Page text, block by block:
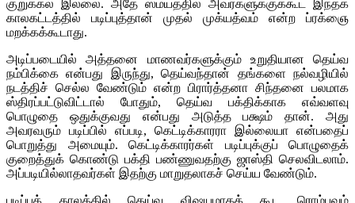
குறுக்கல் இல்லை. அதே ஸமயத்தில் அவர்களுக்குக்கூட இந்தக்
காலகட்டத்தில் படிப்புத்தான் முதல் முக்யத்வம் என்ற ப்ரக்ஞை
மறக்கக்கூடாது.
அடிப்படையில் அத்தனை மாணவர்களுக்கும் உறுதியான தெய்வ
நம்பிக்கை என்பது இருந்து, தெய்வந்தான் தங்களை நல்வழியில்
நடத்திச் செல்ல வேண்டும் என்ற பிரார்த்தனா சிந்தனை பலமாக
ஸ்திரப்பட்டுவிட்டால் போதும், தெய்வ பக்திக்காக எவ்வளவு
பொழுதை ஒதுக்குவது என்பது அடுத்த பக்ஷம் தான். அது
அவரவரும் படிப்பில் எப்படி, கெட்டிக்காரரா இல்லையா என்பதைப்
பொறுத்து அமையும். கெட்டிக்காரர்கள் படிப்புக்குப் பொழுதைக்
குறைத்துக் கொண்டு பக்தி பண்ணுவதற்கு ஜாஸ்தி செலவிடலாம்.
அப்படியில்லாதவர்கள் இதற்கு மாறுதலாகச் செய்ய வேண்டும்.